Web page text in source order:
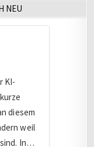
NEU